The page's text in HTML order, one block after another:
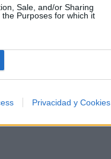
Sale, and/or Sharing
Purposes for which it
Privacidad y Cookies
razón
pensar
tu amor